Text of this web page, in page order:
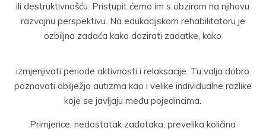
ili destruktivnošću. Pristupit ćemo im s obzirom na njihovu
razvojnu perspektivu. Na edukacijskom rehabilitatoru je
ozbiljna zadaća kako dozirati zadatke, kako
izmjenjivati periode aktivnosti i relaksacije. Tu valja dobro
poznavati obilježja autizma kao i velike individualne razlike
koje se javljaju među pojedincima.
Primjerice, nedostatak zadataka, prevelika količina